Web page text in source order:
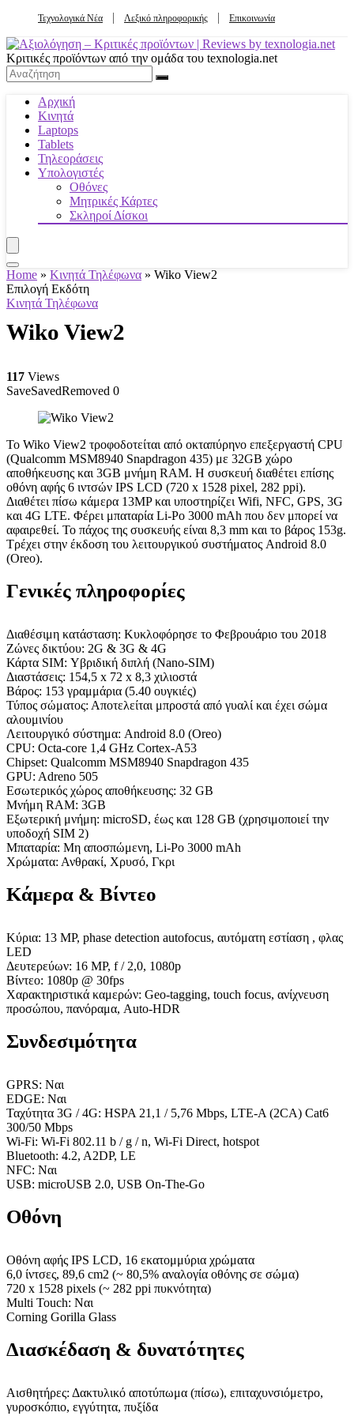
Τεχνολογικά Νέα Λεξικό πληροφορικής Επικοινωνία
Κριτικές προϊόντων από την ομάδα του texnologia.net
Αρχική
Κινητά
Laptops
Tablets
Τηλεοράσεις
Υπολογιστές
Οθόνες
Μητρικές Κάρτες
Σκληροί Δίσκοι
Home » Κινητά Τηλέφωνα » Wiko View2
Επιλογή Εκδότη
Κινητά Τηλέφωνα
Wiko View2
117 Views
SaveSavedRemoved 0
Το Wiko View2 τροφοδοτείται από οκταπύρηνο επεξεργαστή CPU
(Qualcomm MSM8940 Snapdragon 435) με 32GB χώρο
αποθήκευσης και 3GB μνήμη RAM. Η συσκευή διαθέτει επίσης
οθόνη αφής 6 ιντσών IPS LCD (720 x 1528 pixel, 282 ppi).
Διαθέτει πίσω κάμερα 13MP και υποστηρίζει Wifi, NFC, GPS, 3G
και 4G LTE. Φέρει μπαταρία Li-Po 3000 mAh που δεν μπορεί να
αφαιρεθεί. Το πάχος της συσκευής είναι 8,3 mm και το βάρος 153g.
Τρέχει στην έκδοση του λειτουργικού συστήματος Android 8.0
(Oreo).
Γενικές πληροφορίες
Διαθέσιμη κατάσταση: Κυκλοφόρησε το Φεβρουάριο του 2018
Ζώνες δικτύου: 2G & 3G & 4G
Κάρτα SIM: Υβριδική διπλή (Nano-SIM)
Διαστάσεις: 154,5 x 72 x 8,3 χιλιοστά
Βάρος: 153 γραμμάρια (5.40 ουγκιές)
Τύπος σώματος: Αποτελείται μπροστά από γυαλί και έχει σώμα
αλουμινίου
Λειτουργικό σύστημα: Android 8.0 (Oreo)
CPU: Octa-core 1,4 GHz Cortex-A53
Chipset: Qualcomm MSM8940 Snapdragon 435
GPU: Adreno 505
Εσωτερικός χώρος αποθήκευσης: 32 GB
Μνήμη RAM: 3GB
Εξωτερική μνήμη: microSD, έως και 128 GB (χρησιμοποιεί την
υποδοχή SIM 2)
Μπαταρία: Μη αποσπώμενη, Li-Po 3000 mAh
Χρώματα: Ανθρακί, Χρυσό, Γκρι
Κάμερα & Βίντεο
Κύρια: 13 MP, phase detection autofocus, αυτόματη εστίαση , φλας
LED
Δευτερεύων: 16 MP, f / 2,0, 1080p
Βίντεο: 1080p @ 30fps
Χαρακτηριστικά καμερών: Geo-tagging, touch focus, ανίχνευση
προσώπου, πανόραμα, Auto-HDR
Συνδεσιμότητα
GPRS: Ναι
EDGE: Ναι
Ταχύτητα 3G / 4G: HSPA 21,1 / 5,76 Mbps, LTE-A (2CA) Cat6
300/50 Mbps
Wi-Fi: Wi-Fi 802.11 b / g / n, Wi-Fi Direct, hotspot
Bluetooth: 4.2, A2DP, LE
NFC: Ναι
USB: microUSB 2.0, USB On-The-Go
Οθόνη
Οθόνη αφής IPS LCD, 16 εκατομμύρια χρώματα
6,0 ίντσες, 89,6 cm2 (~ 80,5% αναλογία οθόνης σε σώμα)
720 x 1528 pixels (~ 282 ppi πυκνότητα)
Multi Touch: Ναι
Corning Gorilla Glass
Διασκέδαση & δυνατότητες
Αισθητήρες: Δακτυλικό αποτύπωμα (πίσω), επιταχυνσιόμετρο,
γυροσκόπιο, εγγύτητα, πυξίδα